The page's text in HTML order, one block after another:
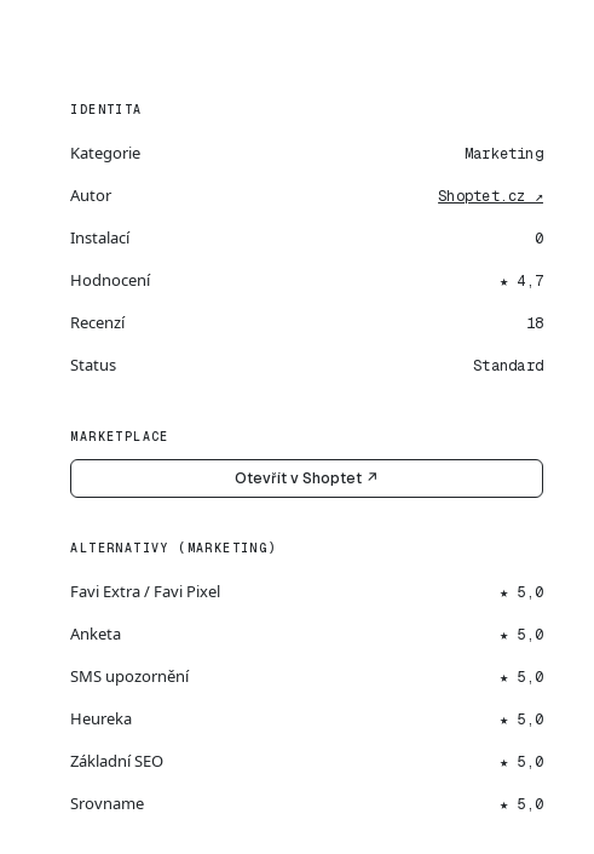
IDENTITA
Kategorie Marketing
Autor Shoptet.cz ↗
Instalací 0
Hodnocení ★ 4,7
Recenzí 18
Status Standard
MARKETPLACE
Otevřít v Shoptet ↗
ALTERNATIVY (MARKETING)
Favi Extra / Favi Pixel ★ 5,0
Anketa ★ 5,0
SMS upozornění ★ 5,0
Heureka ★ 5,0
Základní SEO ★ 5,0
Srovname ★ 5,0